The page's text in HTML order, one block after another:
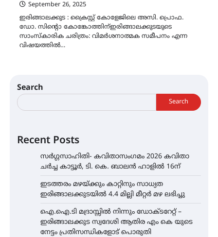
September 26, 2025
ഇരിങ്ങാലക്കുട : ക്രൈസ്റ്റ് കോളേജിലെ അസി. പ്രൊഫ.
ഡോ. സിൻ്റൊ കോങ്കോത്തിന്ഇരിങ്ങാലക്കുടയുടെ
സാംസ്കാരിക ചരിത്രം: വിമർശനാത്മക സമീപനം എന്ന
വിഷയത്തിൽ…
Search
Search
Recent Posts
സർഗ്ഗസാഹിതി- കവിതാസംഗമം 2026 കവിതാ
ചർച്ച കാട്ടൂർ, ടി. കെ. ബാലൻ ഹാളിൽ 16ന്
ഇടത്തരം മഴയ്ക്കും കാറ്റിനും സാധ്യത
ഇരിങ്ങാലക്കുടയിൽ 4.4 മില്ലി മീറ്റർ മഴ ലഭിച്ചു
ഐ.ഐ.ടി മദ്രാസ്സിൽ നിന്നും ഡോക്ടറേറ്റ് –
ഇരിങ്ങാലക്കുട സ്വദേശി ആതിര എം കെ യുടെ
നേട്ടം പ്രതിസന്ധികളോട് പൊരുതി